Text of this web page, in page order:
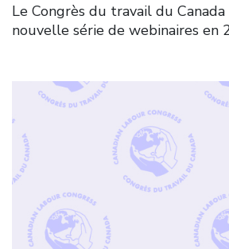
Le Congrès du travail du
nouvelle série de webinaires en
Click to open the link